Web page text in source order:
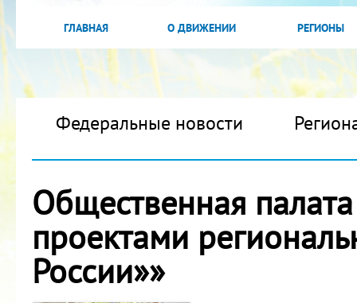
ГЛАВНАЯ О ДВИЖЕНИИ РЕГИОНЫ
Федеральные новости
Общественная
проектами
России»»